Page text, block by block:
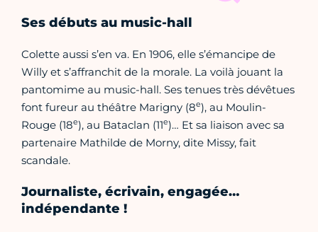
Ses débuts au music-hall
Colette aussi s’en va. En 1906, elle s’émancipe de
Willy et s’affranchit de la morale. La voilà jouant la
pantomime au music-hall. Ses tenues très dévêtues
font fureur au théâtre Marigny (8e), au Moulin-
Rouge (18e), au Bataclan (11e)… Et sa liaison avec sa
partenaire Mathilde de Morny, dite Missy, fait
scandale.
Journaliste, écrivain, engagée…
indépendante !